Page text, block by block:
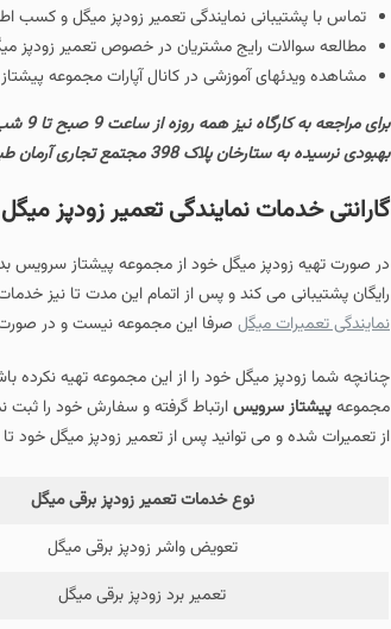
تماس با پشتیبانی نمایندگی تعمیر زودپز میگل و کسب
مطالعه سوالات رایج مشتریان در خصوص تعمیر
مشاهده ویدئهای آموزشی در کانال آپارات مجموعه
بهبودی نرسیده به ستارخان پلاک 398 مجتمع تجاری آرمان طبقه زیر همکف واحد 5 انتقال دهید.
گارانتی خدمات نمایندگی تعمیر زودپز میگل
رایگان پشتیبانی می کند و پس از اتمام این مدت تا نیز
نمایندگی تعمیرات میگل صرفا این مجموعه نیست و در صورت
چنانچه شما زودپز میگل خود را از این مجموعه تهیه نکرده
مجموعهپیشتاز سرویسارتباط گرفته و سفارش خود را
از تعمیرات شده و می توانید پس از تعمیر زودپز میگل خود
نوع خدمات تعمیر زودپز برقی میگل
تعویض واشر زودپز برقی میگل
تعمیر برد زودپز برقی میگل